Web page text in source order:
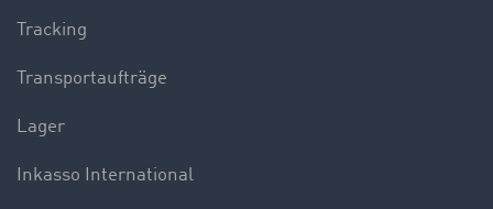
Tracking
Transportaufträge
Lager
Inkasso International